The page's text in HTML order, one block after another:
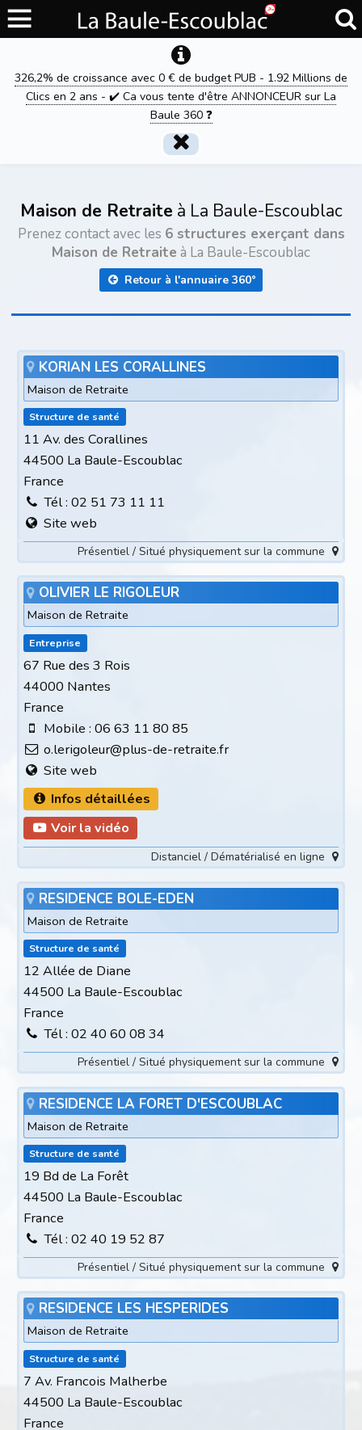
326,2% de croissance avec 0 € de budget PUB - 1.92 Millions de
Clics en 2 ans - ✔️ Ca vous tente d'être ANNONCEUR sur La
Baule 360 ❓
Maison de Retraite à La Baule-Escoublac
Prenez contact avec les 6 structures exerçant dans
Maison de Retraite à La Baule-Escoublac
Retour à l'annuaire 360°
KORIAN LES CORALLINES
Maison de Retraite
Structure de santé
11 Av. des Corallines
44500 La Baule-Escoublac
France
Tél : 02 51 73 11 11
Site web
Présentiel / Situé physiquement sur la commune
OLIVIER LE RIGOLEUR
Maison de Retraite
Entreprise
67 Rue des 3 Rois
44000 Nantes
France
Mobile : 06 63 11 80 85
o.lerigoleur@plus-de-retraite.fr
Site web
Infos détaillées
Voir la vidéo
Distanciel / Dématérialisé en ligne
RESIDENCE BOLE-EDEN
Maison de Retraite
Structure de santé
12 Allée de Diane
44500 La Baule-Escoublac
France
Tél : 02 40 60 08 34
Présentiel / Situé physiquement sur la commune
RESIDENCE LA FORET D'ESCOUBLAC
Maison de Retraite
Structure de santé
19 Bd de La Forêt
44500 La Baule-Escoublac
France
Tél : 02 40 19 52 87
Présentiel / Situé physiquement sur la commune
RESIDENCE LES HESPERIDES
Maison de Retraite
Structure de santé
7 Av. Francois Malherbe
44500 La Baule-Escoublac
France